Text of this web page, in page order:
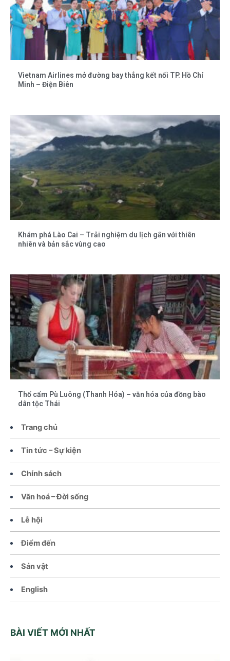
Trang chủ
Tin tức – Sự kiện
Chính sách
Văn hoá – Đời sống
Lễ hội
Điểm đến
Sản vật
English
BÀI VIẾT MỚI NHẤT
Vietnam Airlines mở đường bay thẳng kết nối TP. Hồ Chí
Minh – Điện Biên
Khám phá Lào Cai – Trải nghiệm du lịch gắn với thiên
nhiên và bản sắc vùng cao
Thổ cẩm Pù Luông (Thanh Hóa) – văn hóa của đồng bào
dân tộc Thái